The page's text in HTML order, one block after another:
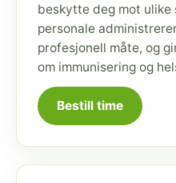
beskytte deg mot ulike
personale
profesjonell måte, og
om immunisering og
Bestill time